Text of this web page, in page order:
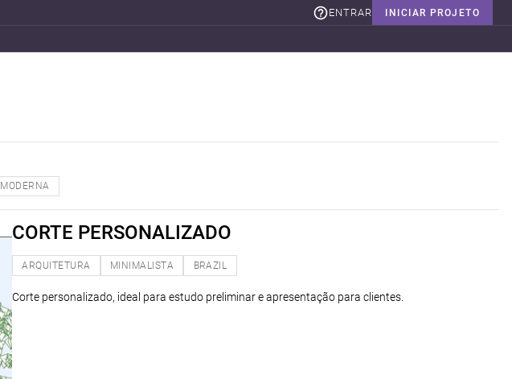
INICIAR PROJETO
ENTRAR
MODERNA
CORTE PERSONALIZADO
ARQUITETURA MINIMALISTA BRAZIL
Corte personalizado, ideal para estudo preliminar e apresentação para clientes.